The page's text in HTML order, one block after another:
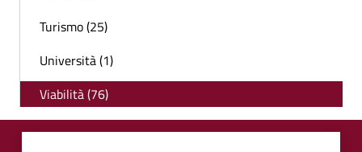
Turismo (25)
Università (1)
Viabilità (76)